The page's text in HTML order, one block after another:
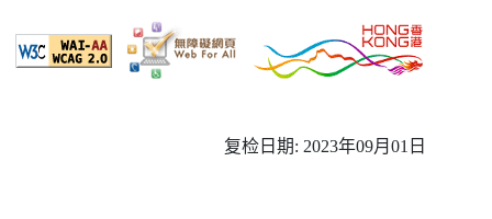
复检日期: 2023年09月01日